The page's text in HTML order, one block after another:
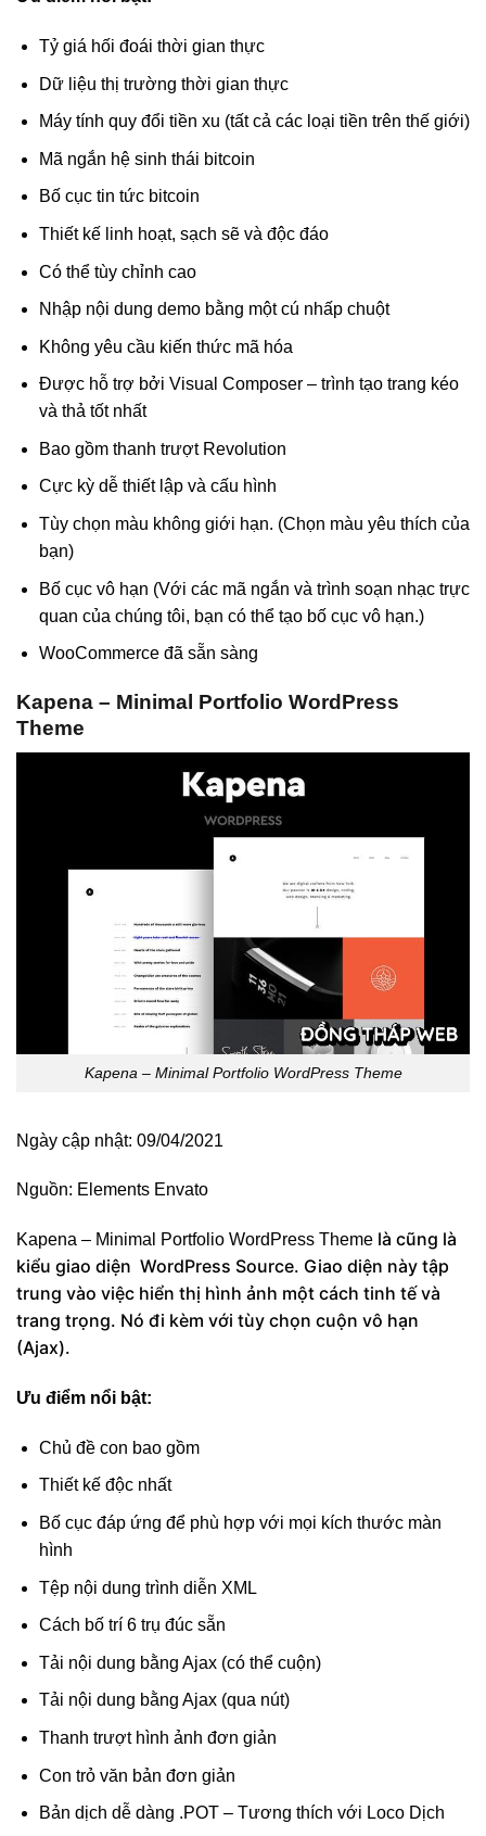
Tỷ giá hối đoái thời gian thực
Dữ liệu thị trường thời gian thực
Máy tính quy đổi tiền xu (tất cả các loại tiền trên thế giới)
Mã ngắn hệ sinh thái bitcoin
Bố cục tin tức bitcoin
Thiết kế linh hoạt, sạch sẽ và độc đáo
Có thể tùy chỉnh cao
Nhập nội dung demo bằng một cú nhấp chuột
Không yêu cầu kiến ​​thức mã hóa
Được hỗ trợ bởi Visual Composer – trình tạo trang kéo
và thả tốt nhất
Bao gồm thanh trượt Revolution
Cực kỳ dễ thiết lập và cấu hình
Tùy chọn màu không giới hạn. (Chọn màu yêu thích của
bạn)
Bố cục vô hạn (Với các mã ngắn và trình soạn nhạc trực
quan của chúng tôi, bạn có thể tạo bố cục vô hạn.)
WooCommerce đã sẵn sàng
Kapena – Minimal Portfolio WordPress
Theme
Kapena – Minimal Portfolio WordPress Theme
Ngày cập nhật: 09/04/2021
Nguồn: Elements Envato
Kapena – Minimal Portfolio WordPress Theme là cũng là
kiểu giao diện WordPress Source. Giao diện này tập
trung vào việc hiển thị hình ảnh một cách tinh tế và
trang trọng. Nó đi kèm với tùy chọn cuộn vô hạn
(Ajax).
Ưu điểm nổi bật:
Chủ đề con bao gồm
Thiết kế độc nhất
Bố cục đáp ứng để phù hợp với mọi kích thước màn
hình
Tệp nội dung trình diễn XML
Cách bố trí 6 trụ đúc sẵn
Tải nội dung bằng Ajax (có thể cuộn)
Tải nội dung bằng Ajax (qua nút)
Thanh trượt hình ảnh đơn giản
Con trỏ văn bản đơn giản
Bản dịch dễ dàng .POT – Tương thích với Loco Dịch